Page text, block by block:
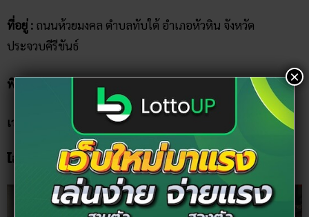
ที่อยู่ : ถนนห้วยมงคล ตำบลทับใต้ อำเภอหัวหิน จังหวัด
ประจวบคีรีขันธ์
พิกัด : https://goo.gl/maps/fN1LYwkUbeyQuwKV9
เวลาทำการ : 05.00-22.00 น.
ไอ้ไข่ วัดเขากรวด จ.ราชบุรี
×